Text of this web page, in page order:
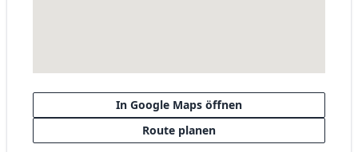
In Google Maps öffnen
Route planen